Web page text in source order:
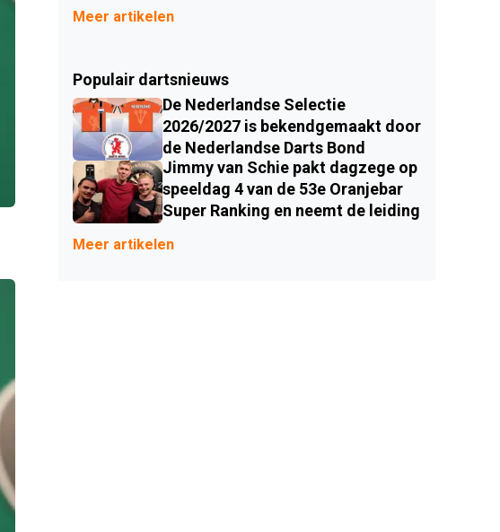
Meer artikelen
Populair dartsnieuws
De Nederlandse Selectie
2026/2027 is bekendgemaakt door
de Nederlandse Darts Bond
Jimmy van Schie pakt dagzege op
speeldag 4 van de 53e Oranjebar
Super Ranking en neemt de leiding
Meer artikelen